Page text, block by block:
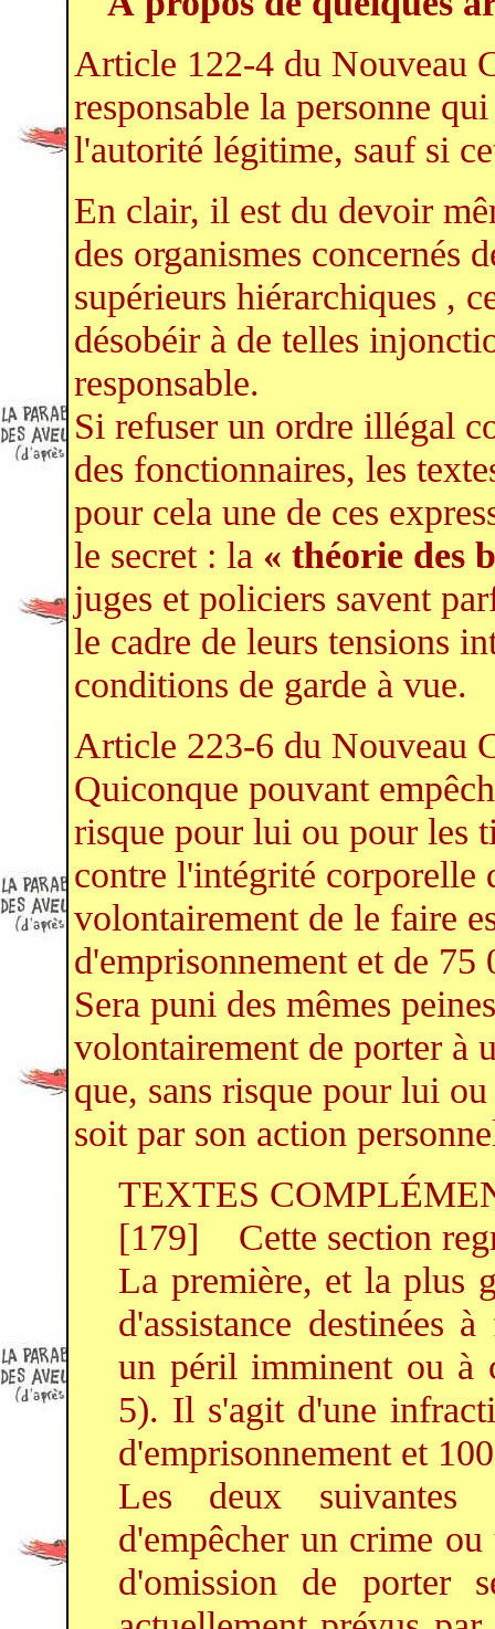
Article 122-4 du Nouveau
responsable la personne
l'autorité légitime, sauf si
En clair, il est du devoir
des organismes concernés
supérieurs hiérarchiques ,
désobéir à de telles
responsable.
Si refuser un ordre illégal
des fonctionnaires, les
pour cela une de ces
le secret : la « théorie des
juges et policiers savent
le cadre de leurs tensions
conditions de garde à vue.
Article 223-6 du Nouveau
Quiconque pouvant
risque pour lui ou pour les
contre l'intégrité corporelle
volontairement de le faire
d'emprisonnement et de 75
Sera puni des mêmes
volontairement de porter à
que, sans risque pour lui
soit par son action
TEXTES
[179] Cette section
La première, et la plus
d'assistance destinées
un péril imminent ou à
5). Il s'agit d'une
d'emprisonnement et
Les deux suivantes
d'empêcher un crime
d'omission de porter